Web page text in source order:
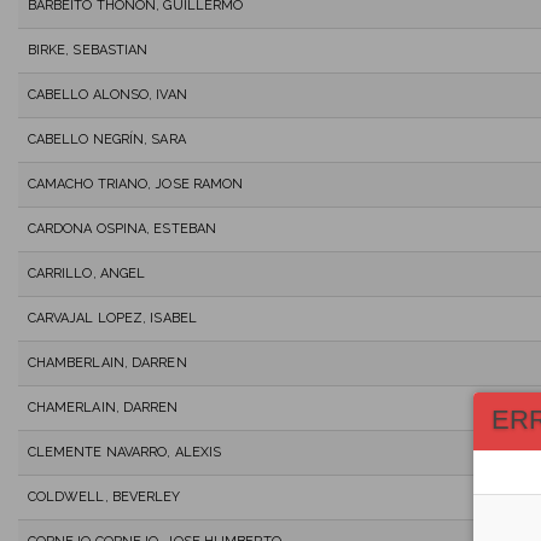
BARBEITO THONON, GUILLERMO
BIRKE, SEBASTIAN
CABELLO ALONSO, IVAN
CABELLO NEGRÍN, SARA
CAMACHO TRIANO, JOSE RAMON
CARDONA OSPINA, ESTEBAN
CARRILLO, ANGEL
CARVAJAL LOPEZ, ISABEL
CHAMBERLAIN, DARREN
CHAMERLAIN, DARREN
CLEMENTE NAVARRO, ALEXIS
COLDWELL, BEVERLEY